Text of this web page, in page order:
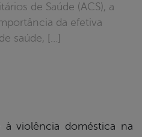
de Saúde (ACS), a
da efetiva
saúde, […]
à violência doméstica na